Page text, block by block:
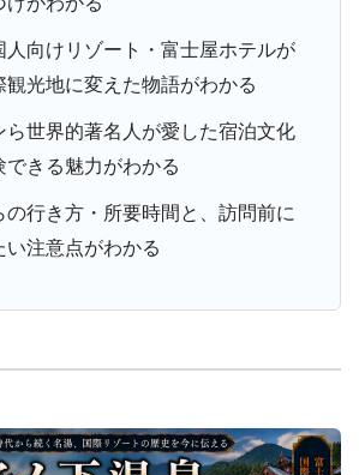
人向けリゾート・富士屋ホテルが
観光地に変えた物語がわかる
ら世界的著名人が愛した宿泊文化
できる魅力がわかる
の行き方・所要時間と、訪問前に
い注意点がわかる